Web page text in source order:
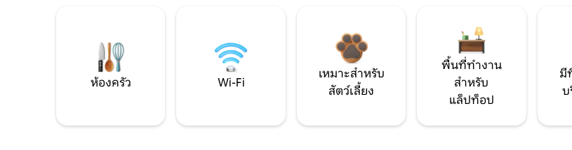
ห้องครัว Wi-Fi
เหมาะสำหรับ
สัตว์เลี้ยง
พื้นที่ทำงาน
สำหรับ
แล็ปท็อป
มี